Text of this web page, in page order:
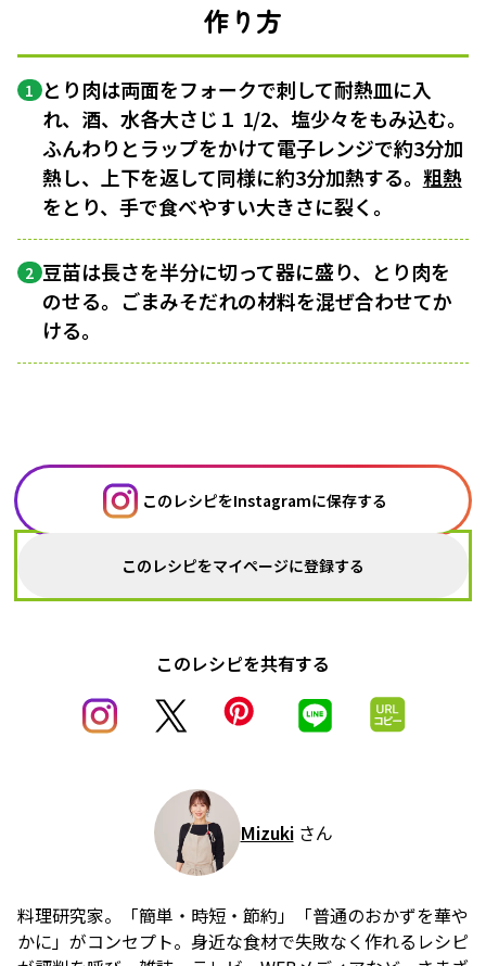
作り方
1 とり肉は両面をフォークで刺して耐熱皿に入
れ、酒、水各大さじ１ 1/2、塩少々をもみ込む。
ふんわりとラップをかけて電子レンジで約3分加
熱し、上下を返して同様に約3分加熱する。 粗熱
をとり、手で食べやすい大きさに裂く。
2 豆苗は長さを半分に切って器に盛り、とり肉を
のせる。ごまみそだれの材料を混ぜ合わせてか
ける。
このレシピをInstagramに保存する
このレシピをマイページに登録する
このレシピを共有する
Mizuki さん
料理研究家。「簡単・時短・節約」「普通のおかずを華や
かに」がコンセプト。身近な食材で失敗なく作れるレシピ